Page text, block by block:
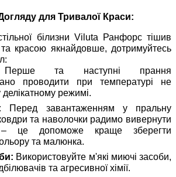
для Тривалої Краси:
білизни Viluta Ранфорс тішив
красою якнайдовше, дотримуйтесь
та наступні прання
проводити при температурі не
режимі.
Перед завантаженням у пральну
та наволочки радимо вивернути
– це допоможе краще зберегти
та малюнка.
Використовуйте м'які миючі засоби,
та агресивної хімії.